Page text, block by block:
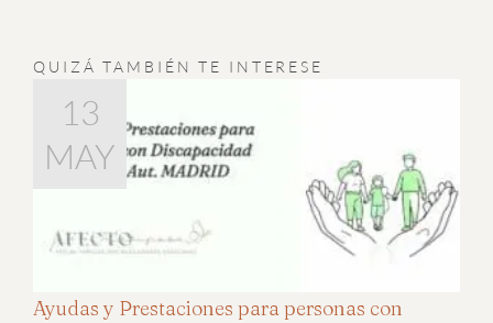
QUIZÁ TAMBIÉN TE INTERESE
Ayudas y Prestaciones para personas con
24
FEB
10
DIC
15
MAY
17
NOV
28
SEP
13
MAY